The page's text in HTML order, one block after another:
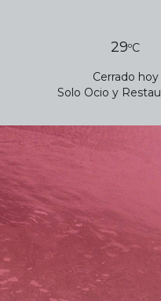
29ºC
Cerrado hoy
Solo Ocio y